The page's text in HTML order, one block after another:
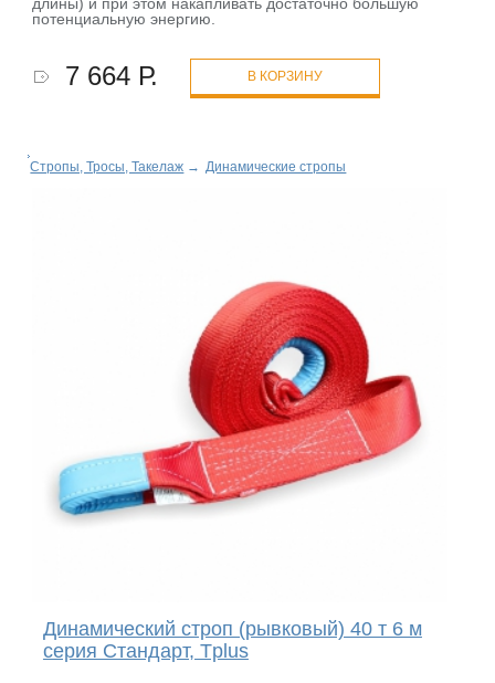
потенциальную энергию.
7 664 Р. В КОРЗИНУ
Стропы, Тросы, Такелаж → Динамические стропы
Динамический строп (рывковый) 40 т 6 м
серия Стандарт, Tplus